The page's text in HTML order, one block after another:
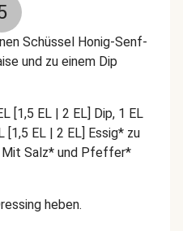
Schüssel Honig-Senf-
und zu einem Dip
[1,5 EL | 2 EL] Dip, 1 EL
[1,5 EL | 2 EL] Essig* zu
Mit Salz* und Pfeffer*
heben.